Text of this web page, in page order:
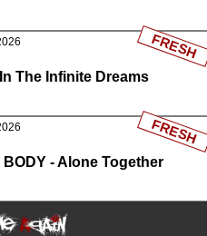
The Infinite Dreams
FRESH
BODY - Alone Together
FRESH